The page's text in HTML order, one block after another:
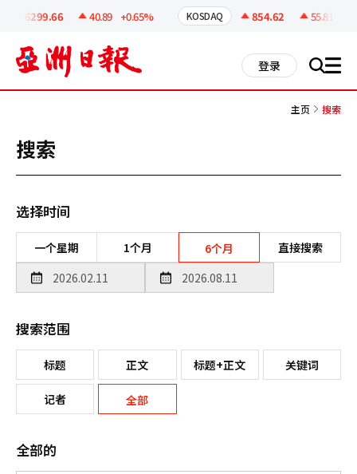
6299.66 40.89 +0.65% KOSDAQ 854.62 55.81
登录 搜 all
主页 搜索
搜索
选择时间
一个星期 1个月 6个月 直接搜索
搜索范围
标题 正文 标题+正文 关键词
记者 全部
全部的